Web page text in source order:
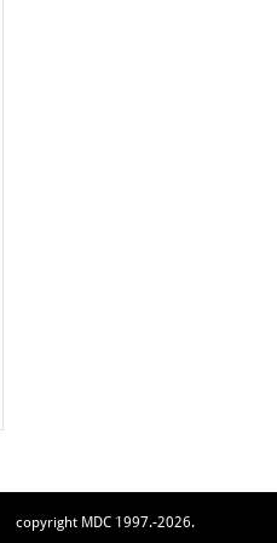
copyright MDC 1997.-2026.